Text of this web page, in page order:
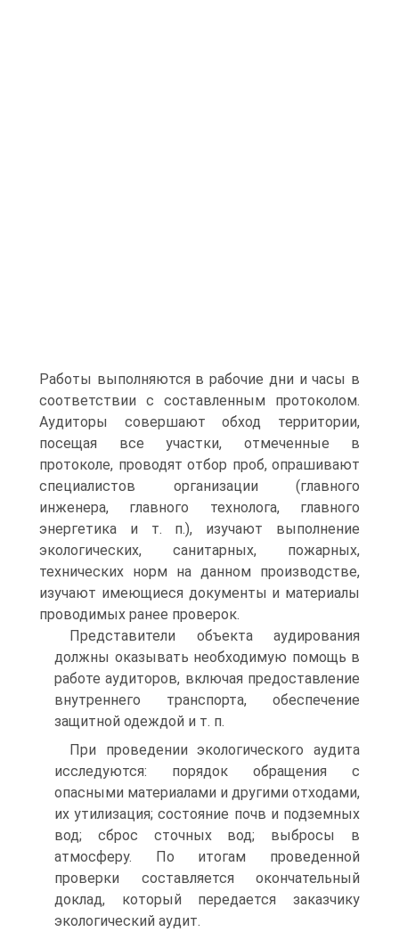
Работы выполняются в рабочие дни и часы в
соответствии с составленным протоколом.
Аудиторы совершают обход территории,
посещая все участки, отмеченные в
протоколе, проводят отбор проб, опрашивают
специалистов организации (главного
инженера, главного технолога, главного
энергетика и т. п.), изучают выполнение
экологических, санитарных, пожарных,
технических норм на данном производстве,
изучают имеющиеся документы и материалы
проводимых ранее проверок.
Представители объекта аудирования
должны оказывать необходимую помощь в
работе аудиторов, включая предоставление
внутреннего транспорта, обеспечение
защитной одеждой и т. п.
При проведении экологического аудита
исследуются: порядок обращения с
опасными ма­териалами и другими отходами,
их утилизация; состояние почв и подземных
вод; сброс сточных вод; выбросы в
атмосферу. По итогам проведенной
проверки составляется оконча­тельный
доклад, который передается заказчику
экологический аудит.